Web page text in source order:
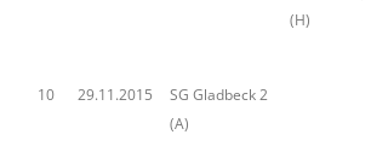
(H)
10 29.11.2015
SG Gladbeck 2
(A)